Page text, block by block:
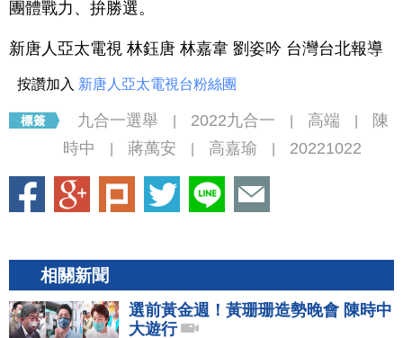
團體戰力、拚勝選。
新唐人亞太電視 林鈺唐 林嘉韋 劉姿吟 台灣台北報導
按讚加入 新唐人亞太電視台粉絲團
九合一選舉 2022九合一 高端
陳
時中
蔣萬安 高嘉瑜 20221022
相關新聞
選前黃金週！黃珊珊造勢晚會 陳時中
大遊行